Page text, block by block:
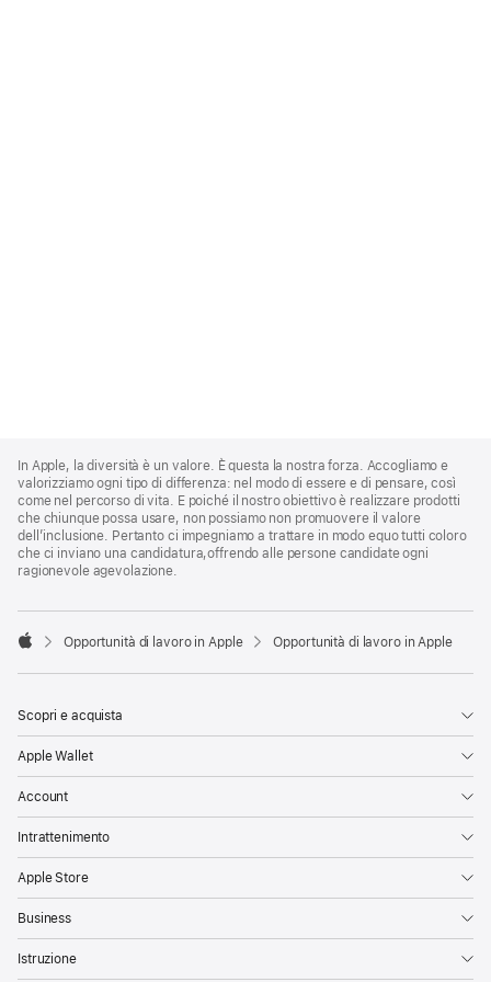
Footer
In Apple, la diversità è un valore. È questa la nostra forza. Accogliamo e
valorizziamo ogni tipo di differenza: nel modo di essere e di pensare, così
come nel percorso di vita. E poiché il nostro obiettivo è realizzare prodotti
che chiunque possa usare, non possiamo non promuovere il valore
dell’inclusione. Pertanto ci impegniamo a trattare in modo equo tutti coloro
che ci inviano una candidatura,offrendo alle persone candidate ogni
ragionevole agevolazione.

Opportunità di lavoro in Apple Opportunità di lavoro in Apple
Scopri e acquista
Apple Wallet
Account
Intrattenimento
Apple Store
Business
Istruzione